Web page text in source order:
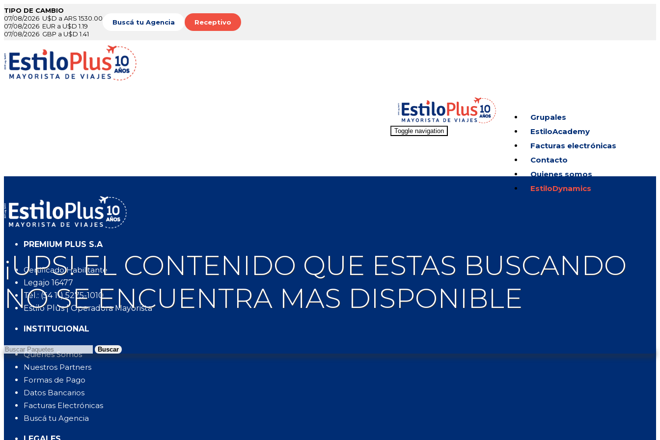
TIPO DE CAMBIO
07/08/2026 U$D a ARS 1530.00
07/08/2026 EUR a U$D 1.19
07/08/2026 GBP a U$D 1.41
Buscá tu Agencia Receptivo
Toggle navigation
Grupales
EstiloAcademy
Facturas electrónicas
Contacto
Quienes somos
EstiloDynamics
¡UPS! EL CONTENIDO QUE ESTAS BUSCANDO
NO SE ENCUENTRA MAS DISPONIBLE
Buscar
PREMIUM PLUS S.A
Certificado Habilitante
Legajo 16477
Tel.: (54 11) 5275-1010
Estilo Plus | Operadora Mayorista
INSTITUCIONAL
Quienes Somos
Nuestros Partners
Formas de Pago
Datos Bancarios
Facturas Electrónicas
Buscá tu Agencia